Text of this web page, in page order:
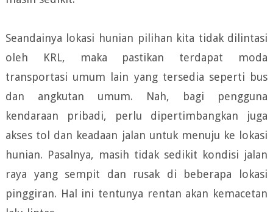
Seandainya lokasi hunian pilihan kita tidak dilintasi
oleh KRL, maka pastikan terdapat moda
transportasi umum lain yang tersedia seperti bus
dan angkutan umum. Nah, bagi pengguna
kendaraan pribadi, perlu dipertimbangkan juga
akses tol dan keadaan jalan untuk menuju ke lokasi
hunian. Pasalnya, masih tidak sedikit kondisi jalan
raya yang sempit dan rusak di beberapa lokasi
pinggiran. Hal ini tentunya rentan akan kemacetan